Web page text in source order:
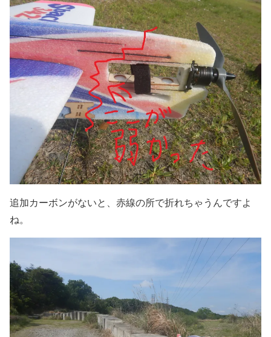
追加カーボンがないと、赤線の所で折れちゃうんですよ
ね。